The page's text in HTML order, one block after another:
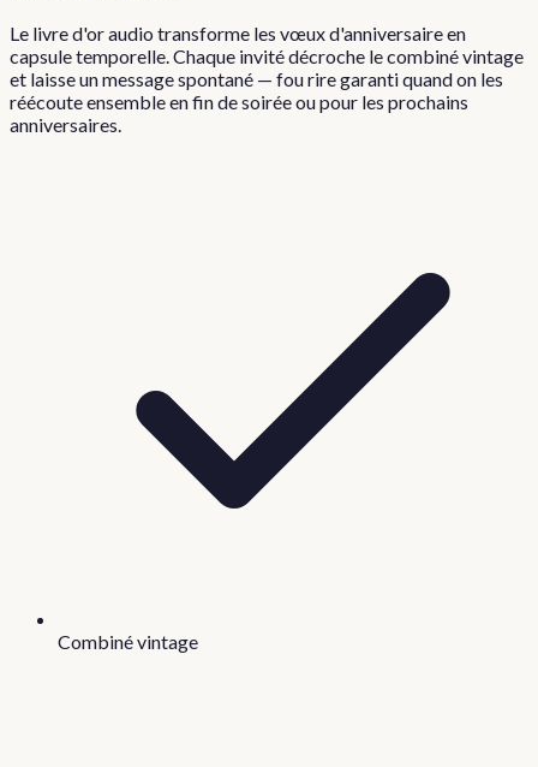
Le livre d'or audio transforme les vœux d'anniversaire en
capsule temporelle. Chaque invité décroche le combiné vintage
et laisse un message spontané — fou rire garanti quand on les
réécoute ensemble en fin de soirée ou pour les prochains
anniversaires.
Combiné vintage